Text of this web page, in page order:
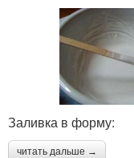
Заливка в форму:
читать дальше →